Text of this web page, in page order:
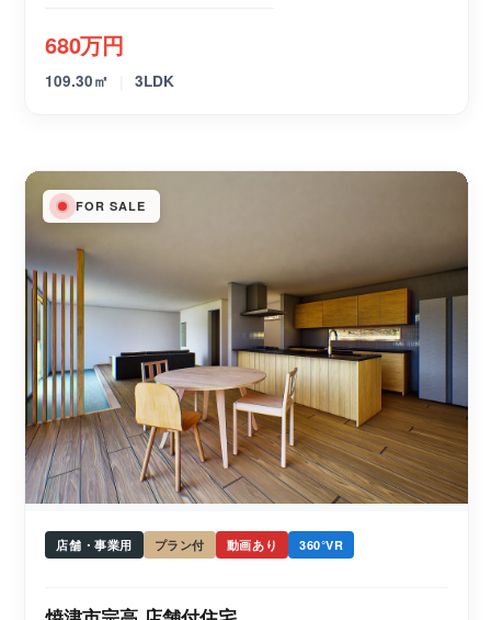
680万円
109.30㎡ 3LDK
FOR SALE
店舗・事業用 プラン付 動画あり 360°VR